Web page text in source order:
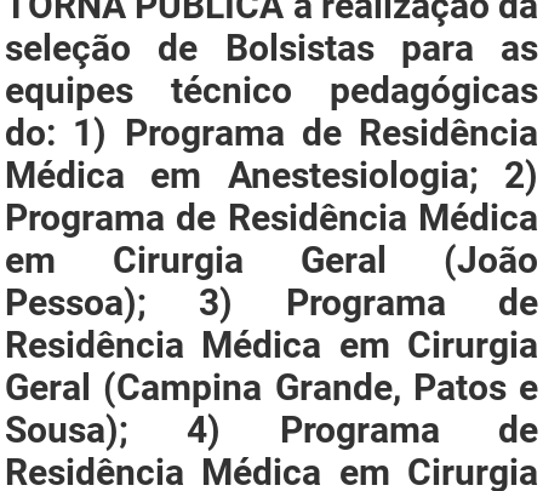
Projeto Cooperar
PROCON
Polícia Militar
Polícia Civil
SUDEMA
SUPLAN
UEPB
seleção de Bolsistas para as
equipes técnico pedagógicas
do: 1) Programa de Residência
Médica em Anestesiologia; 2)
Programa de Residência Médica
em Cirurgia Geral (João
Pessoa); 3) Programa de
Residência Médica em Cirurgia
Geral (Campina Grande, Patos e
Sousa); 4) Programa de
Residência Médica em Cirurgia